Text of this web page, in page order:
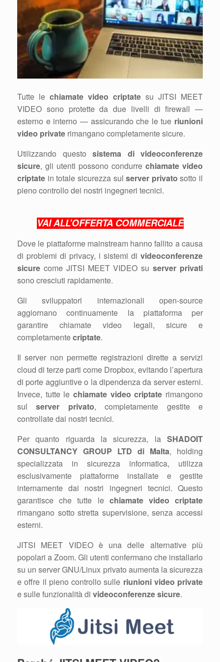
Tutte le chiamate video criptate su JITSI MEET
VIDEO sono protette da due livelli di firewall —
esterno e interno — assicurando che le tue riunioni
video private rimangano completamente sicure.
Utilizzando questo sistema di videoconferenze
sicure, gli utenti possono condurre chiamate video
criptate in totale sicurezza sulserver privato sotto il
pieno controllo dei nostri ingegneri tecnici.
VAI ALL’OFFERTA COMMERCIALE
Dove le piattaforme mainstream hanno fallito a causa
di problemi di privacy, i sistemi di videoconferenze
sicure come JITSI MEET VIDEO suserver privati
sono cresciuti rapidamente.
Gli sviluppatori internazionali open-source
aggiornano continuamente la piattaforma per
garantire chiamate video legali, sicure e
completamentecriptate.
Il server non permette registrazioni dirette a servizi
cloud di terze parti come Dropbox, evitando l’apertura
di porte aggiuntive o la dipendenza da server esterni.
Invece, tutte le chiamate video criptate rimangono
sulserver privato, completamente gestite e
controllate dai nostri tecnici.
Per quanto riguarda la sicurezza, la SHADOIT
CONSULTANCY GROUP LTD di Malta, holding
specializzata in sicurezza informatica, utilizza
esclusivamente piattaforme installate e gestite
internamente dai nostri ingegneri tecnici. Questo
garantisce che tutte le chiamate video criptate
rimangano sotto stretta supervisione, senza accessi
esterni.
JITSI MEET VIDEO è una delle alternative più
popolari a Zoom. Gli utenti confermano che installarlo
su un server GNU/Linux privato aumenta la sicurezza
e offre il pieno controllo sulle riunioni video private
e sulle funzionalità di videoconferenze sicure.